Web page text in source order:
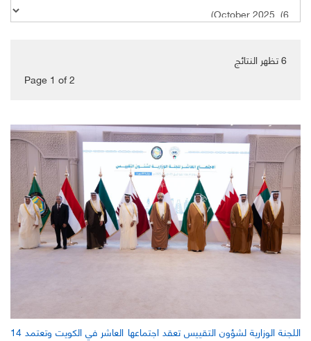
6تظهر النتائج
Page 1 of2
اللجنة الوزارية لشؤون التقييس تعقد اجتماعها العاشر في الكويت وتعتمد 14